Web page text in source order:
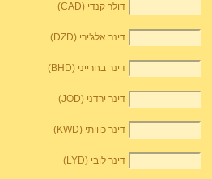
דולר קנדי (CAD)
דינר אלג'ירי (DZD)
דינר בחרייני (BHD)
דינר ירדני (JOD)
דינר כוויתי (KWD)
דינר לובי (LYD)